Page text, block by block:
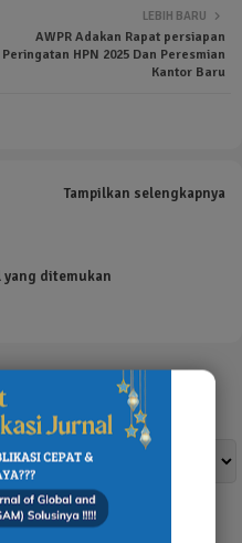
LEBIH BARU
AWPR Adakan Rapat persiapan
Peringatan HPN 2025 Dan Peresmian
Kantor Baru
Tampilkan selengkapnya
yang ditemukan